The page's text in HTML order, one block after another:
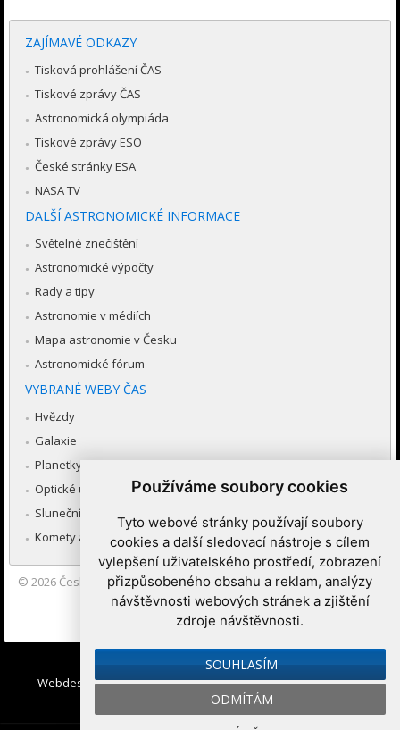
Používáme soubory cookies
Tyto webové stránky používají soubory
cookies a další sledovací nástroje s cílem
vylepšení uživatelského prostředí, zobrazení
přizpůsobeného obsahu a reklam, analýzy
návštěvnosti webových stránek a zjištění
zdroje návštěvnosti.
SOUHLASÍM
ODMÍTÁM
ZAJÍMAVÉ ODKAZY
Tisková prohlášení ČAS
Tiskové zprávy ČAS
Astronomická olympiáda
Tiskové zprávy ESO
České stránky ESA
NASA TV
DALŠÍ ASTRONOMICKÉ INFORMACE
Světelné znečištění
Astronomické výpočty
Rady a tipy
Astronomie v médiích
Mapa astronomie v Česku
Astronomické fórum
VYBRANÉ WEBY ČAS
Hvězdy
Galaxie
Planetky
Optické úkazy v atmosféře
Sluneční soustava
Komety a meteory
© 2026 Česká astronomická společnost|Hvězdárna a planetárium
Brno spolupracuje se serverem Astro.cz
Webdesign:Medio interactive, Redakční systémIbis CMS:
WebConsult.cz